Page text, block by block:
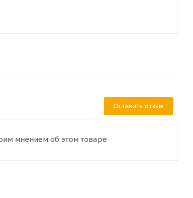
Оставить отзыв
мнением об этом товаре